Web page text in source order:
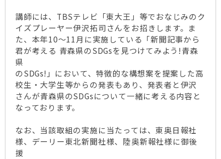
講師には、TBSテレビ「東大王」等でおなじみのク
イズプレーヤー伊沢拓司さんをお招きします。ま
た、本年10～11月に実施している「新聞記事から
君が考える 青森県のSDGsを見つけてみよう!青森
県
のSDGs!」において、特徴的な構想案を提案した高
校生・大学生等からの発表もあり、発表者と伊沢
さんが青森県のSDGsについて一緒に考える内容と
なっております。
なお、当該取組の実施に当たっては、東奥日報社
様、デーリー東北新聞社様、陸奥新報社様に御後
援